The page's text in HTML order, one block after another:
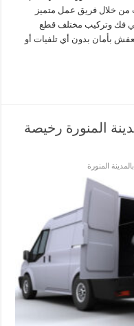
من خلال فريق عمل متميز
فك وتركيب مختلف قطع
بأمان بدون أي تلفيات أو
المنورة رخيصة
المنورة